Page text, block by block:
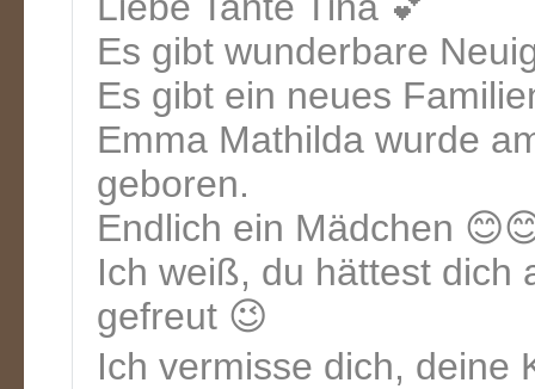
Es gibt wunderbare
Es gibt ein neues
Emma Mathilda wurde
geboren.
Endlich ein Mädchen
Ich weiß, du hättest dich
gefreut 😉
Ich vermisse dich, deine